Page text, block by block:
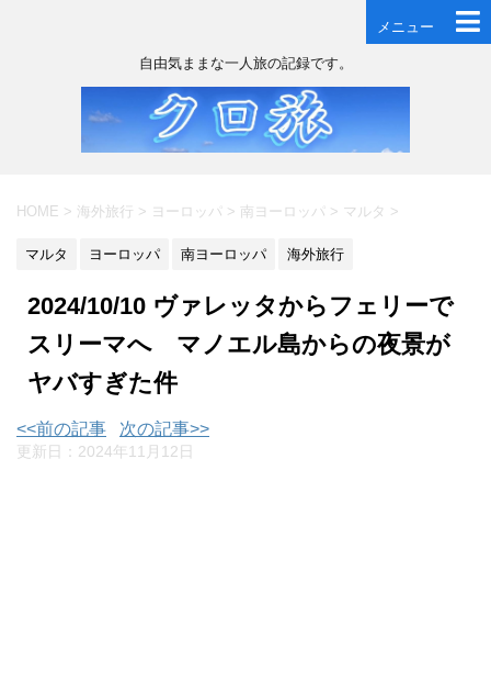
メニュー
自由気ままな一人旅の記録です。
HOME > 海外旅行 > ヨーロッパ > 南ヨーロッパ > マルタ >
マルタ ヨーロッパ 南ヨーロッパ 海外旅行
2024/10/10 ヴァレッタからフェリーで
スリーマへ マノエル島からの夜景が
ヤバすぎた件
<<前の記事 次の記事>>
更新日： 2024年11月12日